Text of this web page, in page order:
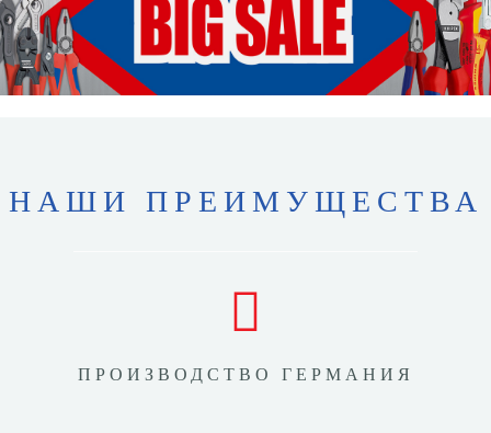
НАШИ ПРЕИМУЩЕСТВА
ПРОИЗВОДСТВО ГЕРМАНИЯ